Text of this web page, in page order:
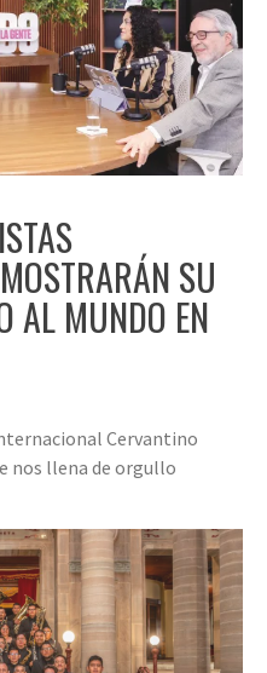
SU
AL MUNDO EN
Cervantino
nos llena de orgullo